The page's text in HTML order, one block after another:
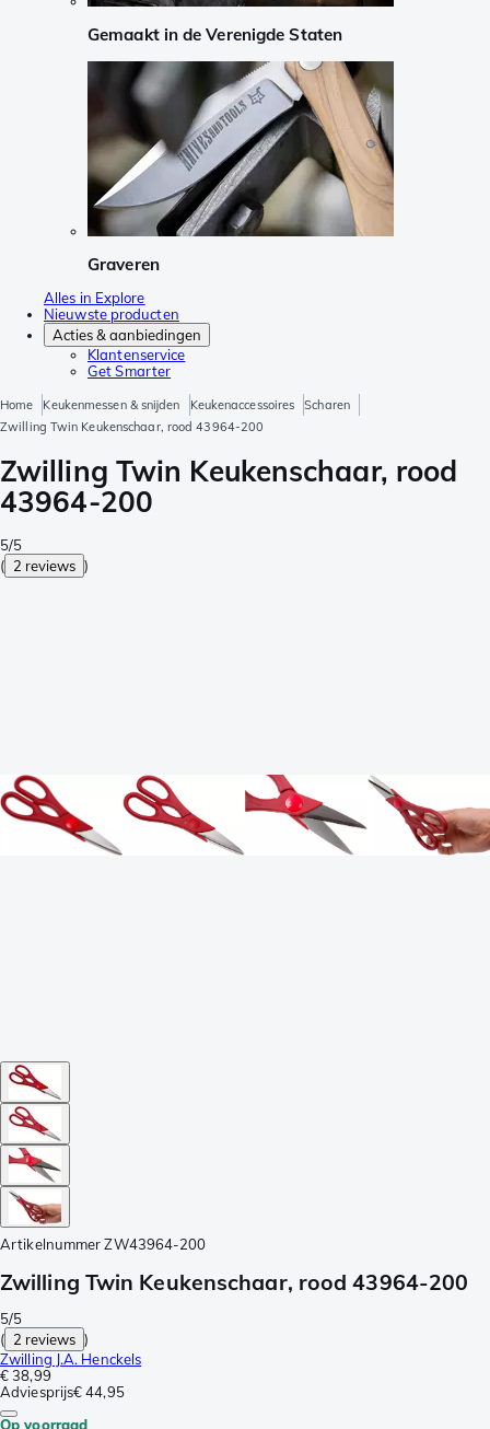
Gemaakt in de Verenigde Staten
Graveren
Alles in Explore
Nieuwste producten
Acties & aanbiedingen
Klantenservice
Get Smarter
Home Keukenmessen & snijden Keukenaccessoires
Scharen
Zwilling Twin Keukenschaar, rood 43964-200
Zwilling Twin Keukenschaar, rood
43964-200
5/5
( 2 reviews )
Artikelnummer ZW43964-200
Zwilling Twin Keukenschaar, rood 43964-200
5/5
( 2 reviews )
Zwilling J.A. Henckels
€ 38,99
Adviesprijs€ 44,95
Op voorraad